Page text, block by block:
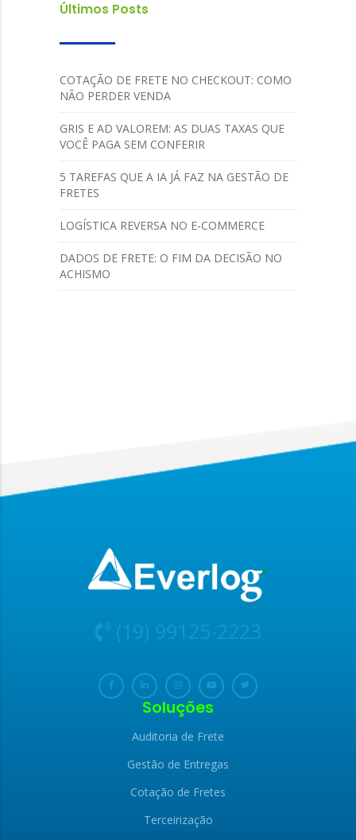
Últimos Posts
COTAÇÃO DE FRETE NO CHECKOUT: COMO
NÃO PERDER VENDA
GRIS E AD VALOREM: AS DUAS TAXAS QUE
VOCÊ PAGA SEM CONFERIR
5 TAREFAS QUE A IA JÁ FAZ NA GESTÃO DE
FRETES
LOGÍSTICA REVERSA NO E-COMMERCE
DADOS DE FRETE: O FIM DA DECISÃO NO
ACHISMO
(19) 99125-2223
Soluções
Auditoria de Frete
Gestão de Entregas
Cotação de Fretes
Terceirização